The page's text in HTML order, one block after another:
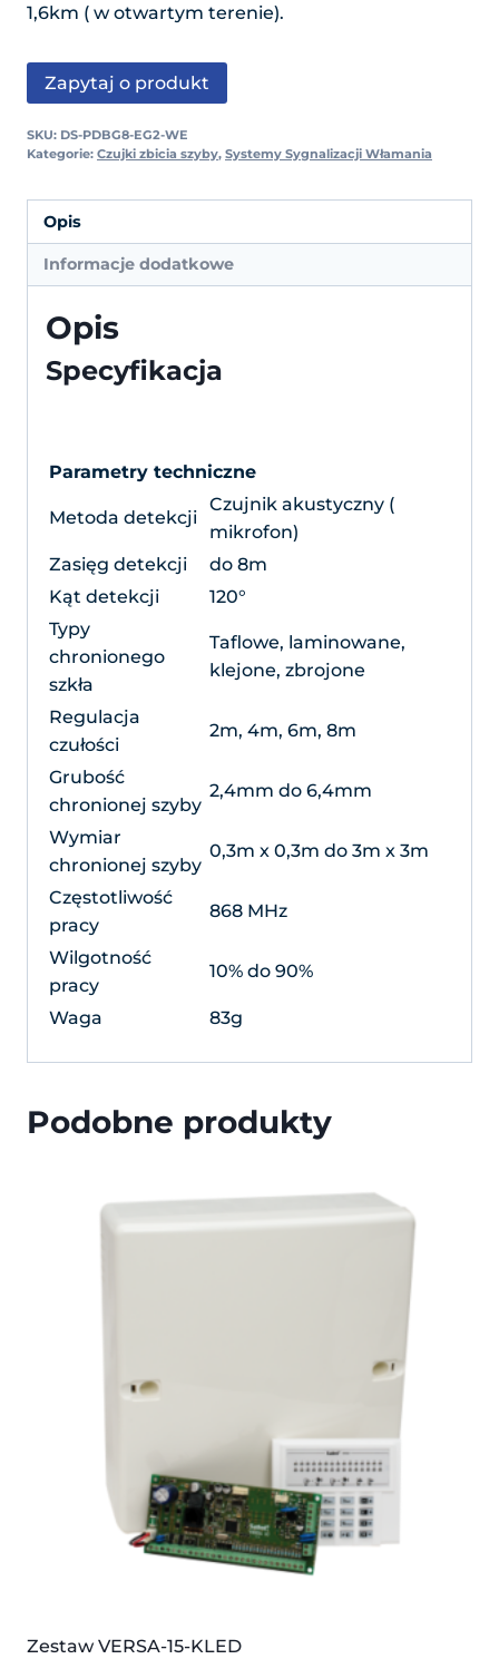
1,6km ( w otwartym terenie).
Zapytaj o produkt
SKU: DS-PDBG8-EG2-WE
Kategorie: Czujki zbicia szyby, Systemy Sygnalizacji Włamania
Opis
Informacje dodatkowe
Opis
Specyfikacja
Parametry techniczne
Metoda detekcji
Czujnik akustyczny (
mikrofon)
Zasięg detekcji
do 8m
Kąt detekcji
120°
Typy
chronionego
szkła
Taflowe, laminowane,
klejone, zbrojone
Regulacja
czułości
2m, 4m, 6m, 8m
Grubość
chronionej szyby
2,4mm do 6,4mm
Wymiar
chronionej szyby
0,3m x 0,3m do 3m x 3m
Częstotliwość
pracy
868 MHz
Wilgotność
pracy
10% do 90%
Waga 83g
Podobne produkty
Zestaw VERSA-15-KLED